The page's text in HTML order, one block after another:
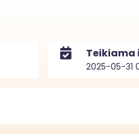
Teikiama
2025-05-31